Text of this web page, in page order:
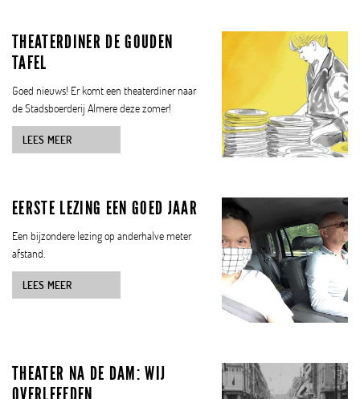
THEATERDINER DE GOUDEN
TAFEL
Goed nieuws! Er komt een theaterdiner naar
de Stadsboerderij Almere deze zomer!
LEES MEER
EERSTE LEZING EEN GOED JAAR
Een bijzondere lezing op anderhalve meter
afstand.
LEES MEER
THEATER NA DE DAM: WIJ
OVERLEEFDEN